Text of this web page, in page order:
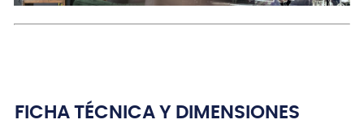
FICHA TÉCNICA Y DIMENSIONES